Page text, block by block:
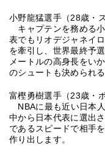
小野龍猛選手（28歳・
キャプテンを務める
表でもリオデジャネイ
を牽引し、世界最終予
メートルの高身長をい
のシュートも決められ
富樫勇樹選手（23歳・
NBAに最も近い日本
中から日本代表に選出
であるスピードで相手
作り出します。